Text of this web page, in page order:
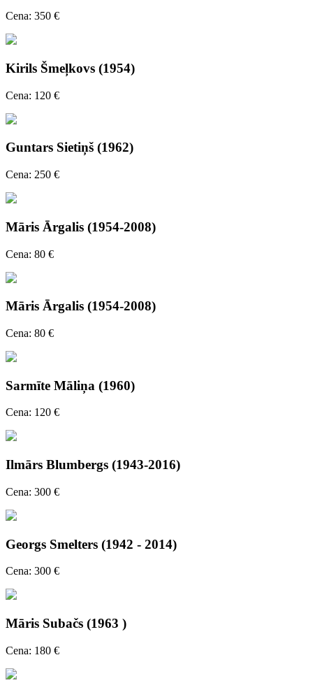
Cena: 350 €
Kirils Šmeļkovs (1954)
Cena: 120 €
Guntars Sietiņš (1962)
Cena: 250 €
Māris Ārgalis (1954-2008)
Cena: 80 €
Māris Ārgalis (1954-2008)
Cena: 80 €
Sarmīte Māliņa (1960)
Cena: 120 €
Ilmārs Blumbergs (1943-2016)
Cena: 300 €
Georgs Smelters (1942 - 2014)
Cena: 300 €
Māris Subačs (1963 )
Cena: 180 €